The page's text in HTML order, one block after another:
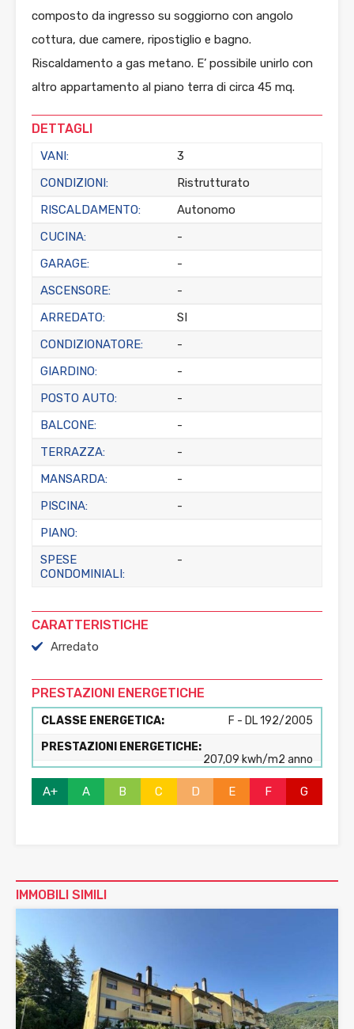
composto da ingresso su soggiorno con angolo
cottura, due camere, ripostiglio e bagno.
Riscaldamento a gas metano. E’ possibile unirlo con
altro appartamento al piano terra di circa 45 mq.
DETTAGLI
VANI:
3
CONDIZIONI:
Ristrutturato
RISCALDAMENTO:
Autonomo
CUCINA:
-
GARAGE:
-
ASCENSORE:
-
ARREDATO:
SI
CONDIZIONATORE:
-
GIARDINO:
-
POSTO AUTO:
-
BALCONE:
-
TERRAZZA:
-
MANSARDA:
-
PISCINA:
-
PIANO:
SPESE
CONDOMINIALI:
-
CARATTERISTICHE
Arredato
PRESTAZIONI ENERGETICHE
CLASSE ENERGETICA:
F - DL 192/2005
PRESTAZIONI ENERGETICHE:
207,09 kwh/m2 anno
A+ A B C D E F G
IMMOBILI SIMILI